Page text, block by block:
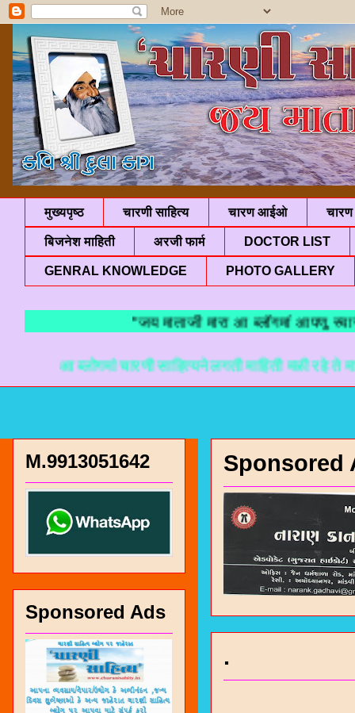
मुख्यपृष्ठ चारणी साहित्य चारण आईओ चारण
बिजनेश माहिती अरजी फार्म DOCTOR LIST
GENRAL KNOWLEDGE PHOTO GALLERY
"जय माताजी मारा आ ब्लॉगमां आपणु
आ ब्लोगमां चारणी साहित्यने लगती माहिती मळी रहे ते माटे
Sponsored
.
M.9913051642
Sponsored Ads